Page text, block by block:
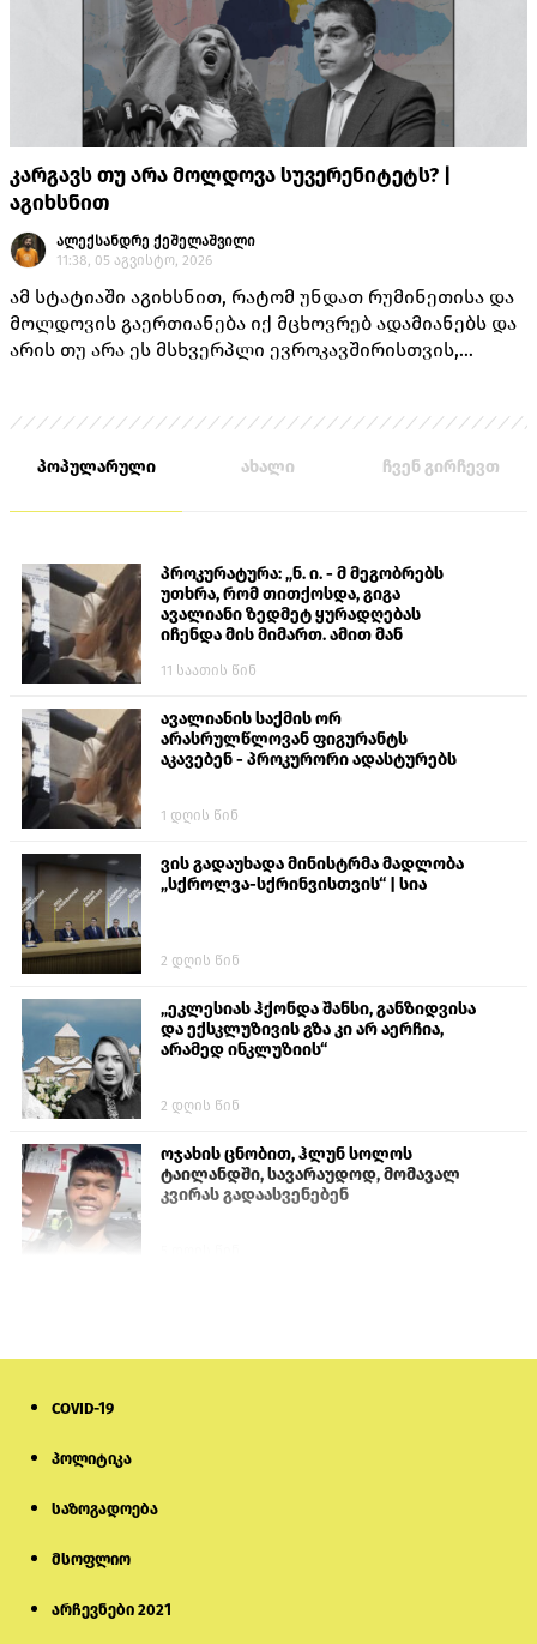
კარგავს თუ არა მოლდოვა სუვერენიტეტს? |
აგიხსნით
ალექსანდრე ქეშელაშვილი
11:38, 05 აგვისტო, 2026
ამ სტატიაში აგიხსნით, რატომ უნდათ რუმინეთისა და
მოლდოვის გაერთიანება იქ მცხოვრებ ადამიანებს და
არის თუ არა ეს მსხვერპლი ევროკავშირისთვის,
პოპულარული ახალი ჩვენ გირჩევთ
პროკურატურა: „ნ. ი. - მ მეგობრებს
უთხრა, რომ თითქოსდა, გიგა
ავალიანი ზედმეტ ყურადღებას
იჩენდა მის მიმართ. ამით მან
თავს დასხმოდა გიგა ავალიანს“
11 საათის წინ
ავალიანის საქმის ორ
არასრულწლოვან ფიგურანტს
აკავებენ - პროკურორი ადასტურებს
1 დღის წინ
ვის გადაუხადა მინისტრმა მადლობა
„სქროლვა-სქრინვისთვის“ | სია
2 დღის წინ
„ეკლესიას ჰქონდა შანსი, განზიდვისა
და ექსკლუზივის გზა კი არ აერჩია,
არამედ ინკლუზიის“
2 დღის წინ
ოჯახის ცნობით, ჰლუნ სოლოს
ტაილანდში, სავარაუდოდ, მომავალ
კვირას გადაასვენებენ
აკობიანს მოკვლით დაემუქრნენ —
COVID-19
პოლიტიკა
საზოგადოება
მსოფლიო
არჩევნები 2021